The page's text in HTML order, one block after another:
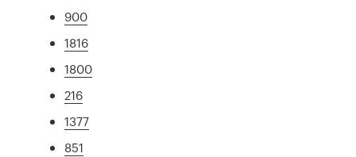
900
1816
1800
216
1377
851